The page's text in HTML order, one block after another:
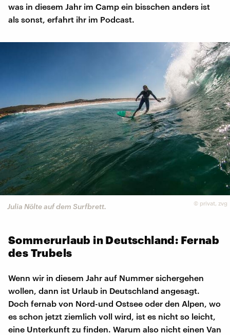
was in diesem Jahr im Camp ein bisschen anders ist
als sonst, erfahrt ihr im Podcast.
© privat, zvg
Julia Nölte auf dem Surfbrett.
Sommerurlaub in Deutschland: Fernab
des Trubels
Wenn wir in diesem Jahr auf Nummer sichergehen
wollen, dann ist Urlaub in Deutschland angesagt.
Doch fernab von Nord-und Ostsee oder den Alpen, wo
es schon jetzt ziemlich voll wird, ist es nicht so leicht,
eine Unterkunft zu finden. Warum also nicht einen Van